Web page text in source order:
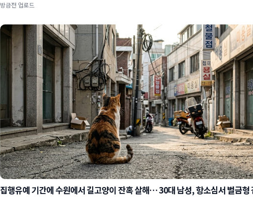
방금전 업로드
집행유예 기간에 수원에서 길고양이 잔혹 살해… 30대 남성, 항소심서 벌금형